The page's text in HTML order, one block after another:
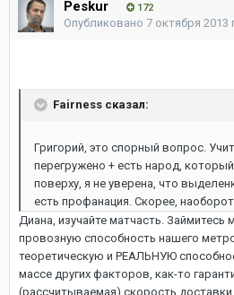
Peskur 172
Опубликовано 7 октября 2013
Fairness сказал:
Григорий, это спорный вопрос.
перегружено + есть народ,
поверху, я не уверена, что
есть профанация. Скорее,
Диана, изучайте матчасть.
провозную способность нашего
теоретическую и РЕАЛЬНУЮ
массе других факторов, как-то
(рассчитываемая) скорость